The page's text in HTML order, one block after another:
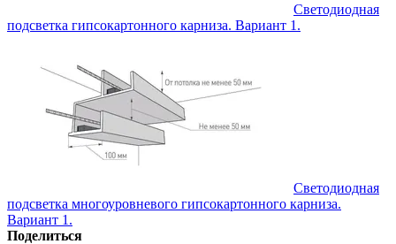
Светодиодная
подсветка гипсокартонного карниза. Вариант 1.
Светодиодная
подсветка многоуровневого гипсокартонного карниза.
Вариант 1.
Поделиться